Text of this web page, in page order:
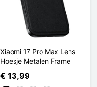
Xiaomi 17 Pro Max Lens
Hoesje Metalen Frame
€ 13,99